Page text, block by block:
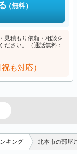
（無料）
見積もり依頼・相談を
ださい。（通話無料：
も対応）
キング 北本市の部屋